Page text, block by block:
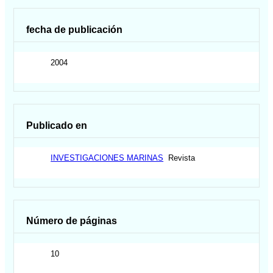
fecha de publicación
2004
Publicado en
INVESTIGACIONES MARINAS Revista
Número de páginas
10